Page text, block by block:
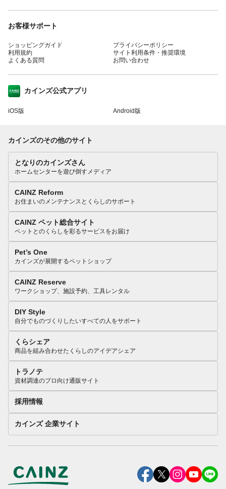
お客様サポート
ショッピングガイド
利用規約
よくある質問
プライバシーポリシー
サイト利用条件・推奨環境
お問い合わせ
カインズ公式アプリ
iOS版 Android版
カインズのその他のサイト
となりのカインズさん
ホームセンターを遊び倒すメディア
CAINZ Reform
お住まいのメンテナンスとくらしのサポート
CAINZ ペット総合サイト
ペットとのくらしを彩るサービスをお届け
Pet’s One
カインズが展開するペットショップ
CAINZ Reserve
ワークショップ、施設予約、工具レンタル
DIY Style
自分でものづくりしたいすべての人をサポート
くらシェア
商品を組み合わせたくらしのアイデアシェア
トラノテ
資材調達のプロ向け通販サイト
採用情報
カインズ 企業サイト